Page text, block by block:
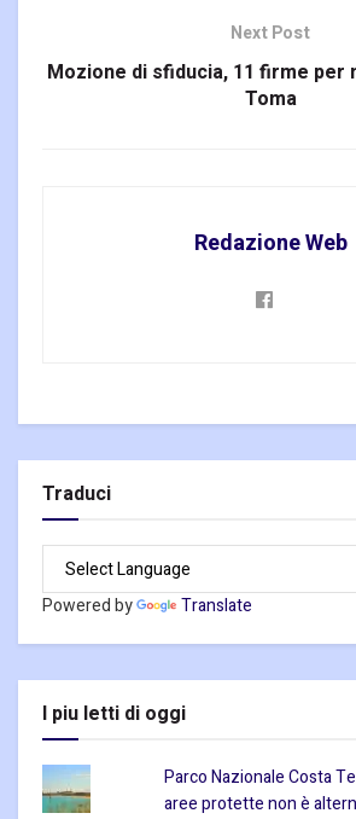
Next Post
Mozione di sfiducia, 11 firme per
Toma
Redazione Web
Traduci
Powered by Translate
I piu letti di oggi
Parco Nazionale Costa
aree protette non è